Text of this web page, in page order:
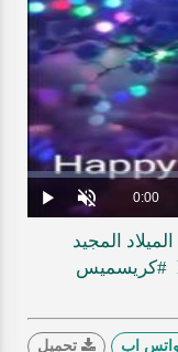
Play Unmute Current
Time
0:00
Loaded:
0%
Progress:
0%
المجيد
#كريسميس
اب تحميل